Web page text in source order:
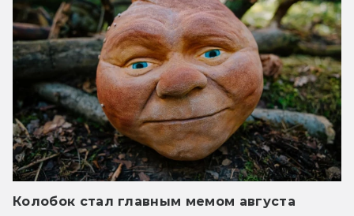
Колобок стал главным мемом августа